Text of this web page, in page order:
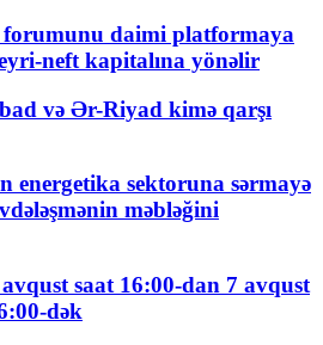
forumunu daimi platformaya
neft kapitalına yönəlir
və Ər-Riyad kimə qarşı
energetika sektoruna sərmayə
məbləğini
saat 16:00-dan 7 avqust
dək